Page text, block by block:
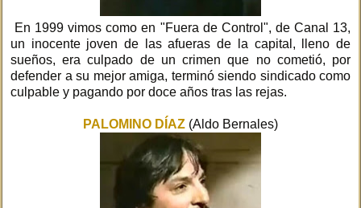
En 1999 vimos como en "Fuera de Control", de Canal 13,
un inocente joven de las afueras de la capital, lleno de
sueños, era culpado de un crimen que no cometió, por
defender a su mejor amiga, terminó siendo sindicado como
culpable y pagando por doce años tras las rejas.
PALOMINO DÍAZ (Aldo Bernales)